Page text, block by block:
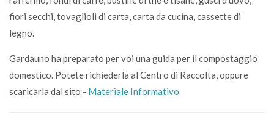
fiori secchi, tovaglioli di carta, carta da cucina, cassette di
legno.
Gardauno ha preparato per voi una guida per il compostaggio
domestico. Potete richiederla al Centro di Raccolta, oppure
scaricarla dal sito - Materiale Informativo